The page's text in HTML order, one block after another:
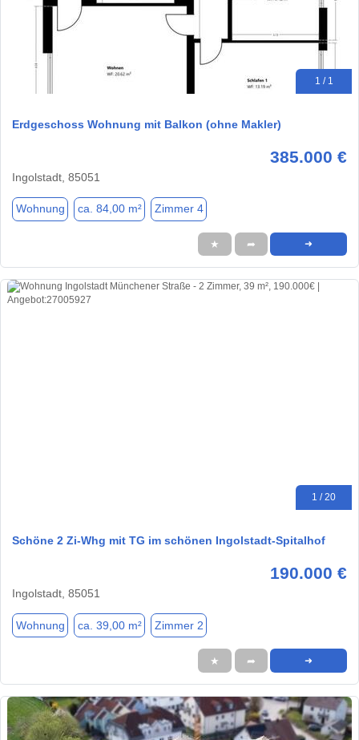
1 / 1
Erdgeschoss Wohnung mit Balkon (ohne Makler)
385.000 €
Ingolstadt, 85051
Wohnung ca. 84,00 m² Zimmer 4
★ ➦ ➜
1 / 20
Schöne 2 Zi-Whg mit TG im schönen Ingolstadt-Spitalhof
190.000 €
Ingolstadt, 85051
Wohnung ca. 39,00 m² Zimmer 2
★ ➦ ➜